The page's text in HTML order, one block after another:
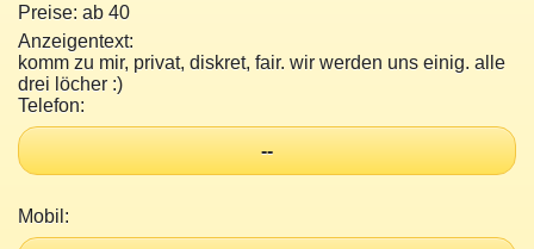
Preise: ab 40
Anzeigentext:
komm zu mir, privat, diskret, fair. wir werden uns einig. alle
drei löcher :)
Telefon:
--
Mobil: